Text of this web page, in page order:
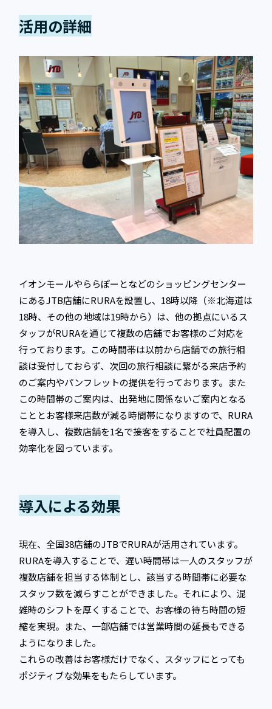
活用の詳細
イオンモールやららぽーとなどのショッピングセンター
にあるJTB店舗にRURAを設置し、18時以降（※北海道は
18時、その他の地域は19時から）は、他の拠点にいるス
タッフがRURAを通じて複数の店舗でお客様のご対応を
行っております。この時間帯は以前から店舗での旅行相
談は受付しておらず、次回の旅行相談に繋がる来店予約
のご案内やパンフレットの提供を行っております。また
この時間帯のご案内は、出発地に関係ないご案内となる
こととお客様来店数が減る時間帯になりますので、RURA
を導入し、複数店舗を1名で接客をすることで社員配置の
効率化を図っています。
導入による効果
現在、全国38店舗のJTBでRURAが活用されています。
RURAを導入することで、遅い時間帯は一人のスタッフが
複数店舗を担当する体制とし、該当する時間帯に必要な
スタッフ数を減らすことができました。それにより、混
雑時のシフトを厚くすることで、お客様の待ち時間の短
縮を実現。また、一部店舗では営業時間の延長もできる
ようになりました。
これらの改善はお客様だけでなく、スタッフにとっても
ポジティブな効果をもたらしています。